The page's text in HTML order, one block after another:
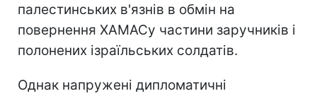
палестинських в'язнів в обмін на
повернення ХАМАСу частини заручників і
полонених ізраїльських солдатів.
Однак напружені дипломатичні